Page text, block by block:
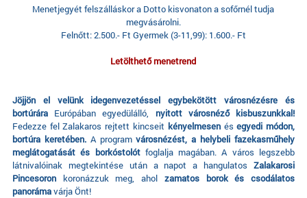
Menetjegyét felszálláskor a Dotto kisvonaton a sofőrnél tudja
megvásárolni.
Felnőtt: 2.500.- Ft Gyermek (3-11,99): 1.600.- Ft
Letölthető menetrend
Jöjjön el velünk idegenvezetéssel egybekötött városnézésre és
bortúráraEurópában egyedülálló, nyitott városnéző kisbuszunkkal!
Fedezze fel Zalakaros rejtett kincseit kényelmesenésegyedi módon,
bortúra keretében.A programvárosnézést, a helybeli fazekasműhely
meglátogatását és borkóstolótfoglalja magában. A város legszebb
látnivalóinak megtekintése után a napot a hangulatosZalakarosi
Pincesoronkoronázzuk meg, ahol zamatos borok és csodálatos
panorámavárja Önt!